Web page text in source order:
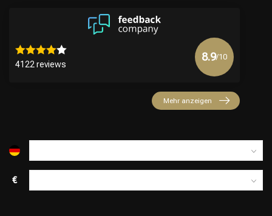
4122 reviews
8.9/10
Mehr anzeigen
€